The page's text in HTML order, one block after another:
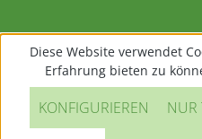
Diese Website verwendet
Erfahrung bieten zu
NUR
KONFIGURIEREN